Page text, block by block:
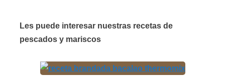
Les puede interesar nuestras recetas de
pescados y mariscos